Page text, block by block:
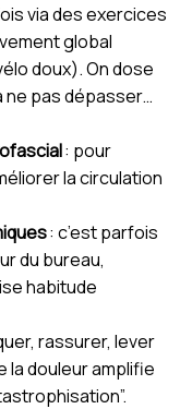
via des exercices
global
doux). On dose
ne pas dépasser…
: pour
la circulation
: c’est parfois
du bureau,
habitude
rassurer, lever
la douleur amplifie